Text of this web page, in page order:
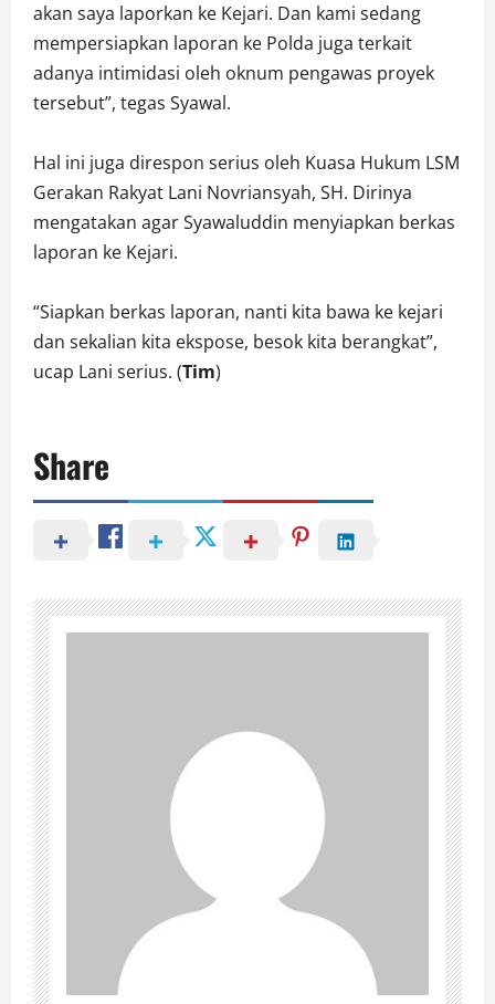
akan saya laporkan ke Kejari. Dan kami sedang
mempersiapkan laporan ke Polda juga terkait
adanya intimidasi oleh oknum pengawas proyek
tersebut”, tegas Syawal.
Hal ini juga direspon serius oleh Kuasa Hukum LSM
Gerakan Rakyat Lani Novriansyah, SH. Dirinya
mengatakan agar Syawaluddin menyiapkan berkas
laporan ke Kejari.
“Siapkan berkas laporan, nanti kita bawa ke kejari
dan sekalian kita ekspose, besok kita berangkat”,
ucap Lani serius. (Tim)
Share